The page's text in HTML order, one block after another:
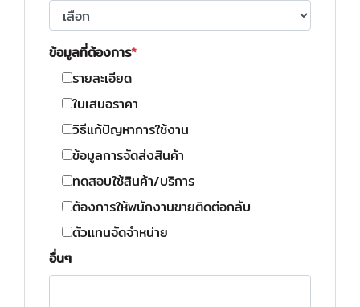
ข้อมูลที่ต้องการ
รายละเอียด
ใบเสนอราคา
วิธีแก้ปัญหาการใช้งาน
ข้อมูลการจัดส่งสินค้า
ทดสอบใช้สินค้า/บริการ
ต้องการให้พนักงานขายติดต่อกลับ
ตัวแทนจัดจำหน่าย
อื่นๆ